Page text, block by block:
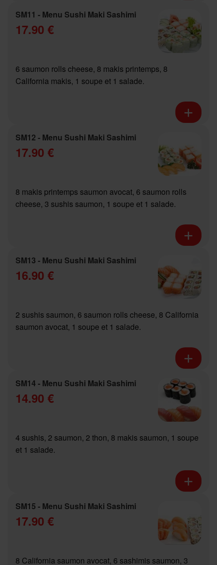
SM11 - Menu Sushi Maki Sashimi
17.90 €
6 saumon rolls cheese, 8 makis printemps, 8
California makis, 1 soupe et 1 salade.
SM12 - Menu Sushi Maki Sashimi
17.90 €
8 makis printemps saumon avocat, 6 saumon rolls
cheese, 3 sushis saumon, 1 soupe et 1 salade.
SM13 - Menu Sushi Maki Sashimi
16.90 €
2 sushis saumon, 6 saumon rolls cheese, 8 California
saumon avocat, 1 soupe et 1 salade.
SM14 - Menu Sushi Maki Sashimi
14.90 €
4 sushis, 2 saumon, 2 thon, 8 makis saumon, 1 soupe
et 1 salade.
SM15 - Menu Sushi Maki Sashimi
17.90 €
8 California saumon avocat, 6 sashimis saumon, 3